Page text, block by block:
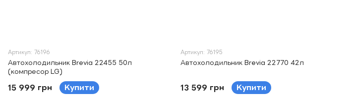
Артикул: 76196
Автохолодильник Brevia 22455 50л
(компресор LG)
15 999 грн Купити
Артикул: 76195
Автохолодильник Brevia 22770 42л
13 599 грн Купити